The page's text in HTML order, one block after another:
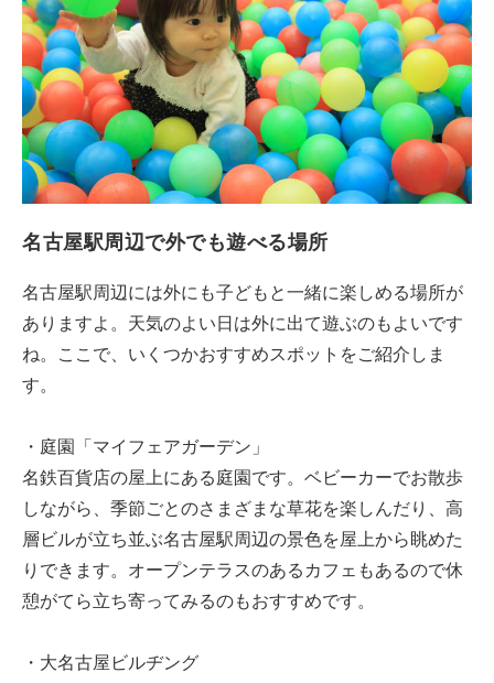
名古屋駅周辺で外でも遊べる場所
名古屋駅周辺には外にも子どもと一緒に楽しめる場所が
ありますよ。天気のよい日は外に出て遊ぶのもよいです
ね。ここで、いくつかおすすめスポットをご紹介しま
す。
・庭園「マイフェアガーデン」
名鉄百貨店の屋上にある庭園です。ベビーカーでお散歩
しながら、季節ごとのさまざまな草花を楽しんだり、高
層ビルが立ち並ぶ名古屋駅周辺の景色を屋上から眺めた
りできます。オープンテラスのあるカフェもあるので休
憩がてら立ち寄ってみるのもおすすめです。
・大名古屋ビルヂング